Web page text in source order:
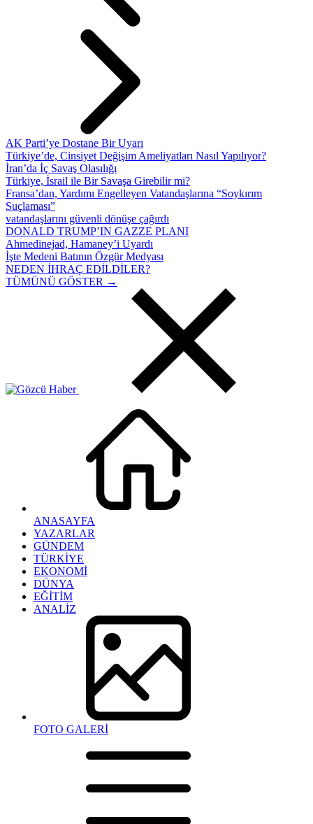
AK Parti’ye Dostane Bir Uyarı
Türkiye’de, Cinsiyet Değişim Ameliyatları Nasıl Yapılıyor?
İran’da İç Savaş Olasılığı
Türkiye, İsrail ile Bir Savaşa Girebilir mi?
Fransa’dan, Yardımı Engelleyen Vatandaşlarına “Soykırım
Suçlaması”
vatandaşlarını güvenli dönüşe çağırdı
DONALD TRUMP’IN GAZZE PLANI
Ahmedinejad, Hamaney’i Uyardı
İşte Medeni Batının Özgür Medyası
NEDEN İHRAÇ EDİLDİLER?
TÜMÜNÜ GÖSTER →
ANASAYFA
YAZARLAR
GÜNDEM
TÜRKİYE
EKONOMİ
DÜNYA
EĞİTİM
ANALİZ
FOTO GALERİ